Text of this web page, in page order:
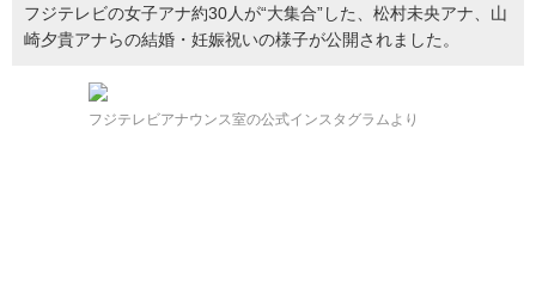
フジテレビの女子アナ約30人が“大集合”した、松村未央アナ、山
崎夕貴アナらの結婚・妊娠祝いの様子が公開されました。
フジテレビアナウンス室の公式インスタグラムより